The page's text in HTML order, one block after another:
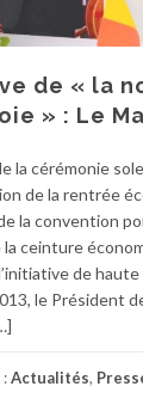
de « la
» : Le
la cérémonie
de la rentrée
la convention
la ceinture
de
le Président
:Actualités,